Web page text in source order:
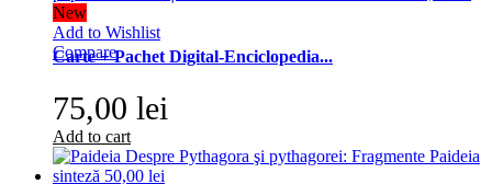
New
Add to Wishlist
Compare
Carte + Pachet Digital-Enciclopedia...
75,00 lei
Add to cart